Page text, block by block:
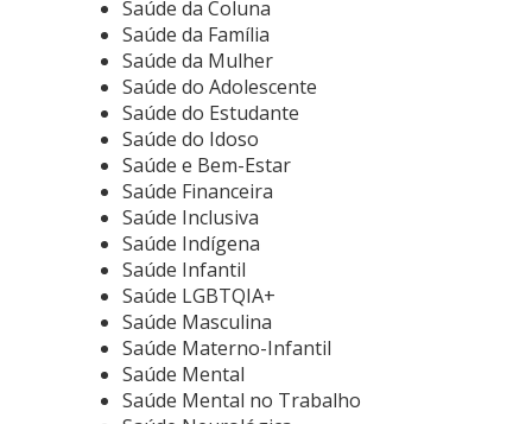
Saúde da Coluna
Saúde da Família
Saúde da Mulher
Saúde do Adolescente
Saúde do Estudante
Saúde do Idoso
Saúde e Bem-Estar
Saúde Financeira
Saúde Inclusiva
Saúde Indígena
Saúde Infantil
Saúde LGBTQIA+
Saúde Masculina
Saúde Materno-Infantil
Saúde Mental
Saúde Mental no Trabalho